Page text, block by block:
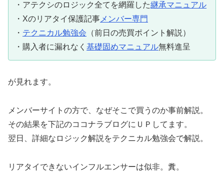
・アテクシのロジック全てを網羅した継承マニュアル
・Xのリアタイ保護記事 メンバー専門
・ テクニカル勉強会 （前日の売買ポイント解説）
・購入者に漏れなく 基礎固めマニュアル無料進呈
が見れます。
メンバーサイトの方で、なぜそこで買うのか事前解説。
その結果を下記のココナラブログにＵＰしてます。
翌日、詳細なロジック解説をテクニカル勉強会で解説。
リアタイできないインフルエンサーは似非。糞。